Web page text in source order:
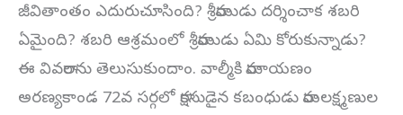
జీవితాంతం ఎదురుచూసింది? శ్రీరాముడు దర్శించాక శబరి
ఏమైంది? శబరి ఆశ్రమంలో శ్రీరాముడు ఏమి కోరుకున్నాడు?
ఈ వివరాలను తెలుసుకుందాం. వాల్మీకి రామాయణం
అరణ్యకాండ 72వ సర్గలో రాక్షసుడైన కబంధుడు రామలక్ష్మణుల